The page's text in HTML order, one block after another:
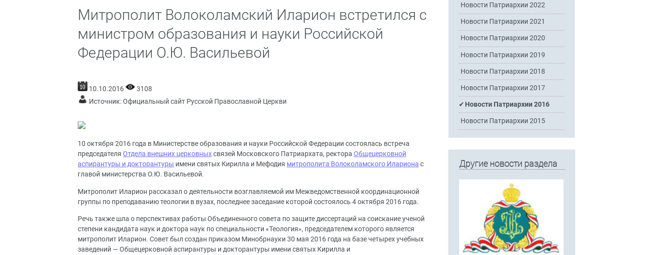
Митрополит Волоколамский Иларион встретился с
министром образования и науки Российской
Федерации О.Ю. Васильевой
10.10.2016
3108
Источник:Официальный сайт Русской Православной Церкви
10 октября 2016 года в Министерстве образования и науки Российской Федерации состоялась встреча
председателя Отдела внешних церковныхсвязей Московского Патриархата, ректора Общецерковной
аспирантуры и докторантуры имени святых Кирилла и Мефодия митрополита Волоколамского Илариона с
главой министерства О.Ю. Васильевой.
Митрополит Иларион рассказал о деятельности возглавляемой им Межведомственной координационной
группы по преподаванию теологии в вузах, последнее заседание которой состоялось 4 октября 2016 года.
Речь также шла о перспективах работы Объединенного совета по защите диссертаций на соискание ученой
степени кандидата наук и доктора наук по специальности «Теология», председателем которого является
митрополит Иларион. Совет был создан приказом Минобрнауки 30 мая 2016 года на базе четырех учебных
заведений — Общецерковной аспирантуры и докторантуры имени святых Кирилла и
Новости Патриархии 2022
Новости Патриархии 2021
Новости Патриархии 2020
Новости Патриархии 2019
Новости Патриархии 2018
Новости Патриархии 2017
Новости Патриархии 2016
Новости Патриархии 2015
Другие новости раздела